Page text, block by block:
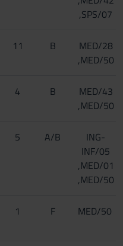
,SPS/07
11 B
MED/28
,MED/50
4 B
MED/43
,MED/50
5 A/B
ING-
INF/05
,MED/01
,MED/50
1 F MED/50